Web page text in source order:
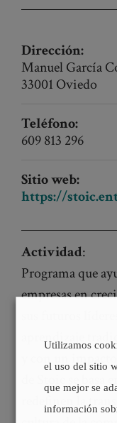
Dirección:
Manuel García
33001 Oviedo
Teléfono:
609 813 296
Sitio web:
https://
Actividad:
Programa que
empresas en
aprendizaje
y con un
de Stoic se basa
redefinen la
Utilizamos
el uso del sitio
que mejor se
información